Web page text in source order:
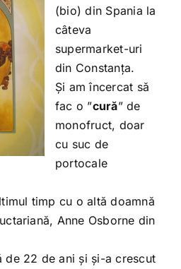
(bio) din Spania la
câteva
supermarket-uri
din Constanța.
Și am încercat să
fac o ”cură” de
monofruct, doar
cu suc de
portocale
timp cu o altă doamnă
Anne Osborne din
de 22 de ani și și-a crescut